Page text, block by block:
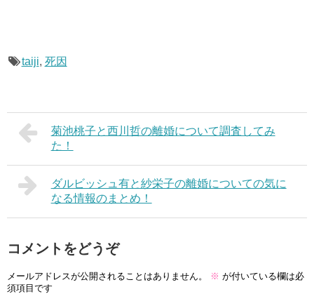
taiji, 死因
菊池桃子と西川哲の離婚について調査してみ
た！
ダルビッシュ有と紗栄子の離婚についての気に
なる情報のまとめ！
コメントをどうぞ
メールアドレスが公開されることはありません。 ※ が付いている欄は必
須項目です